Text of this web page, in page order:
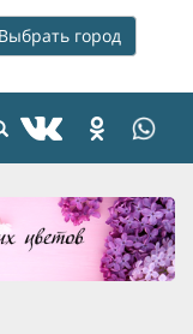
Выбрать город